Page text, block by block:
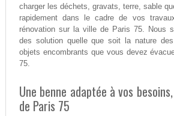
charger les déchets, gravats, terre, sable
rapidement dans le cadre de vos
rénovation sur la ville de Paris 75. Nous
des solution quelle que soit la nature
objets encombrants que vous devez
75.
Une benne adaptée à vos
de Paris 75